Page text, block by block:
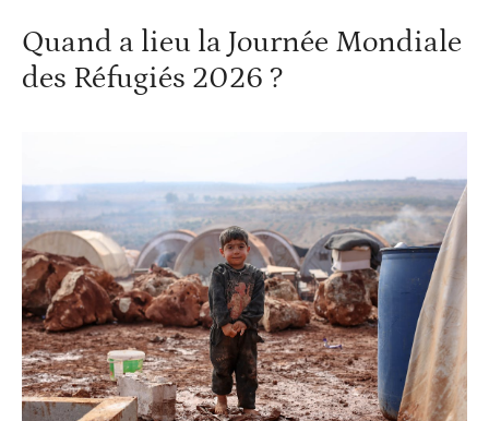
Quand a lieu la Journée Mondiale
des Réfugiés 2026 ?